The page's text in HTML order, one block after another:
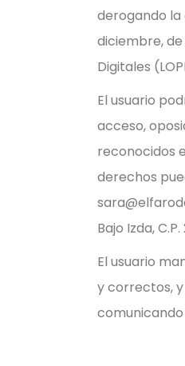
derogando la
diciembre,
Digitales
El usuario
acceso,
reconocidos
derechos
Bajo Izda,
El usuario
y correctos,
comunicando